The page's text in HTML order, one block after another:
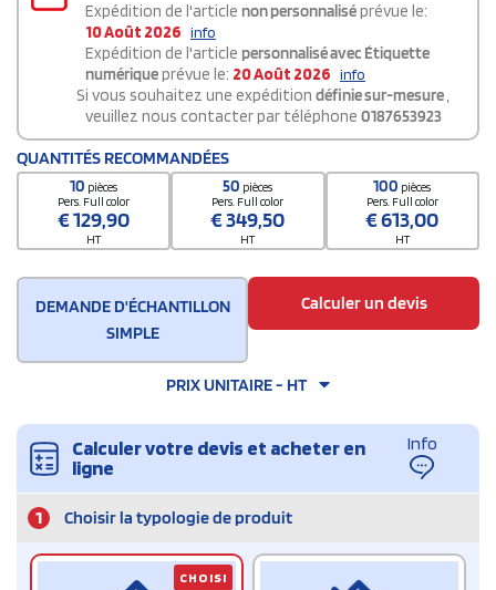
Expédition de l'article non personnaliséprévue le:
10 Août 2026 info
Expédition de l'article personnalisé avec Étiquette
numériqueprévue le: 20 Août 2026 info
Si vous souhaitez une expédition définie sur-mesure,
veuillez nous contacter par téléphone 0187653923
QUANTITÉS RECOMMANDÉES
10 pièces
Pers. Full color
€129,90
HT
50 pièces
Pers. Full color
€349,50
HT
100 pièces
Pers. Full color
€613,00
HT
DEMANDE D'ÉCHANTILLON
SIMPLE
Calculer un devis
PRIX UNITAIRE - HT
Calculer votre devis et acheter en
ligne
Info
1 Choisir la typologie de produit
CHOISI